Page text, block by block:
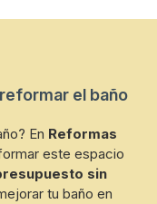
el baño
En Reformas
este espacio
sin
tu baño en